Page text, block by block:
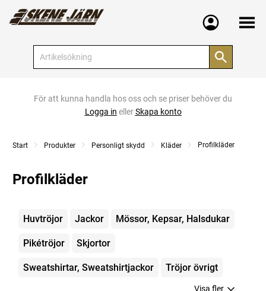
Meny
För att kunna handla hos oss och se priser behöver du
Logga in ellerSkapa konto
Start Produkter Personligt skydd Kläder Profilkläder
Profilkläder
Kategorier
Huvtröjor Jackor Mössor, Kepsar, Halsdukar
Pikétröjor Skjortor
Sweatshirtar, Sweatshirtjackor Tröjor övrigt
Visa fler